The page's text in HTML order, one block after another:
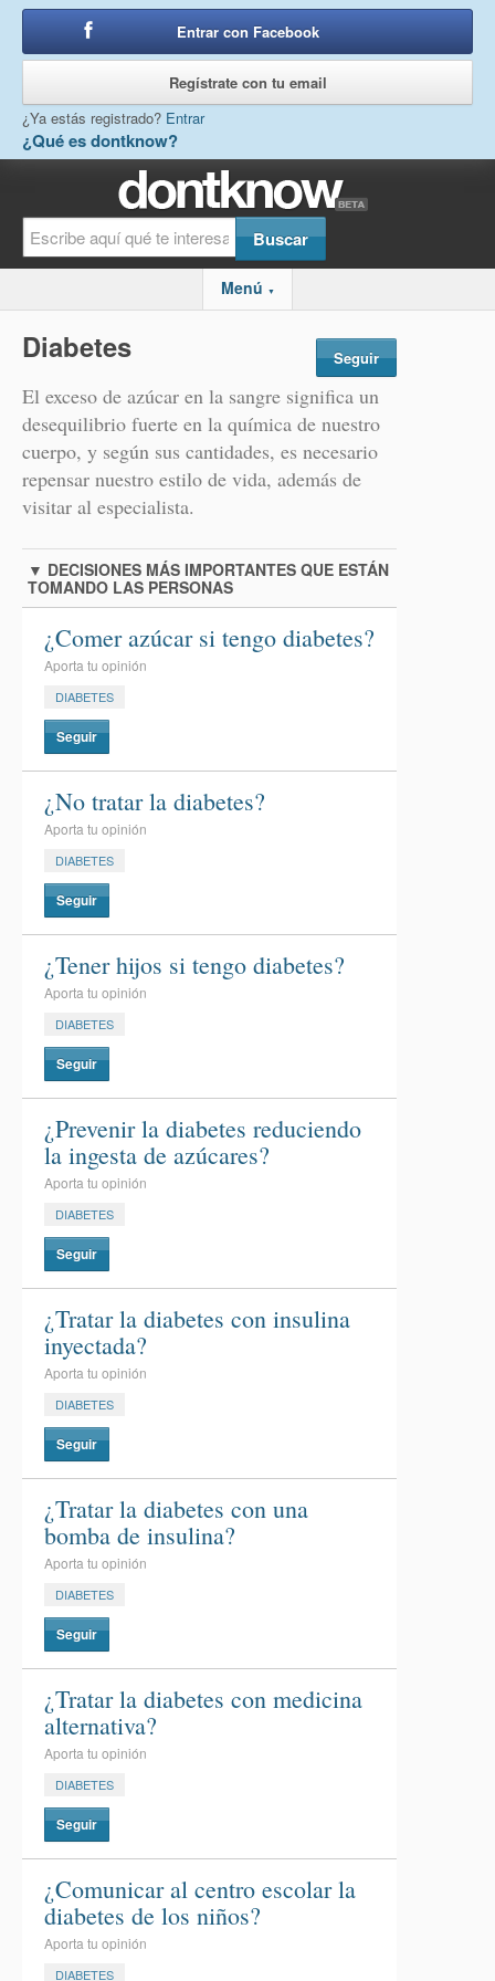
¿Qué es dontknow?
Entrar con Facebook
Regístrate con tu email
¿Ya estás registrado? Entrar
Menú ▼
Diabetes Seguir
El exceso de azúcar en la sangre significa un
desequilibrio fuerte en la química de nuestro
cuerpo, y según sus cantidades, es necesario
repensar nuestro estilo de vida, además de
visitar al especialista.
▼ DECISIONES MÁS IMPORTANTES QUE ESTÁN
TOMANDO LAS PERSONAS
¿Comer azúcar si tengo diabetes?
Aporta tu opinión
DIABETES
Seguir
¿No tratar la diabetes?
Aporta tu opinión
DIABETES
Seguir
¿Tener hijos si tengo diabetes?
Aporta tu opinión
DIABETES
Seguir
¿Prevenir la diabetes reduciendo
la ingesta de azúcares?
Aporta tu opinión
DIABETES
Seguir
¿Tratar la diabetes con insulina
inyectada?
Aporta tu opinión
DIABETES
Seguir
¿Tratar la diabetes con una
bomba de insulina?
Aporta tu opinión
DIABETES
Seguir
¿Tratar la diabetes con medicina
alternativa?
Aporta tu opinión
DIABETES
Seguir
¿Comunicar al centro escolar la
diabetes de los niños?
Aporta tu opinión
DIABETES